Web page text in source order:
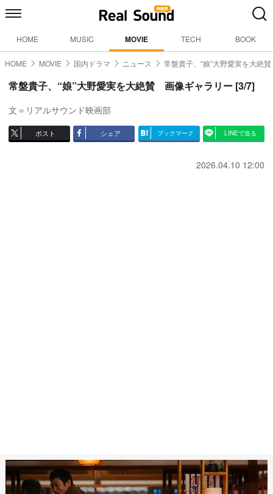
HOME MUSIC MOVIE TECH BOOK
HOME MOVIE 国内ドラマ ニュース 常盤貴子、“娘”大野愛実を大絶賛
常盤貴子、“娘”大野愛実を大絶賛 画像ギャラリー [3/7]
文＝リアルサウンド映画部
ポスト シェア ブックマーク LINEで送る
2026.04.10 12:00